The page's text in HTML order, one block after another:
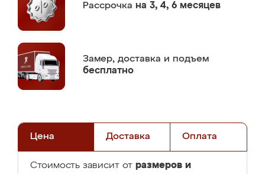
Рассрочка на 3, 4, 6 месяцев
Замер, доставка и подъем
бесплатно
Цена Доставка Оплата
Стоимость зависит от размеров и